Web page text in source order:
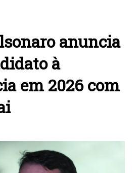
anuncia
à
em 2026 com